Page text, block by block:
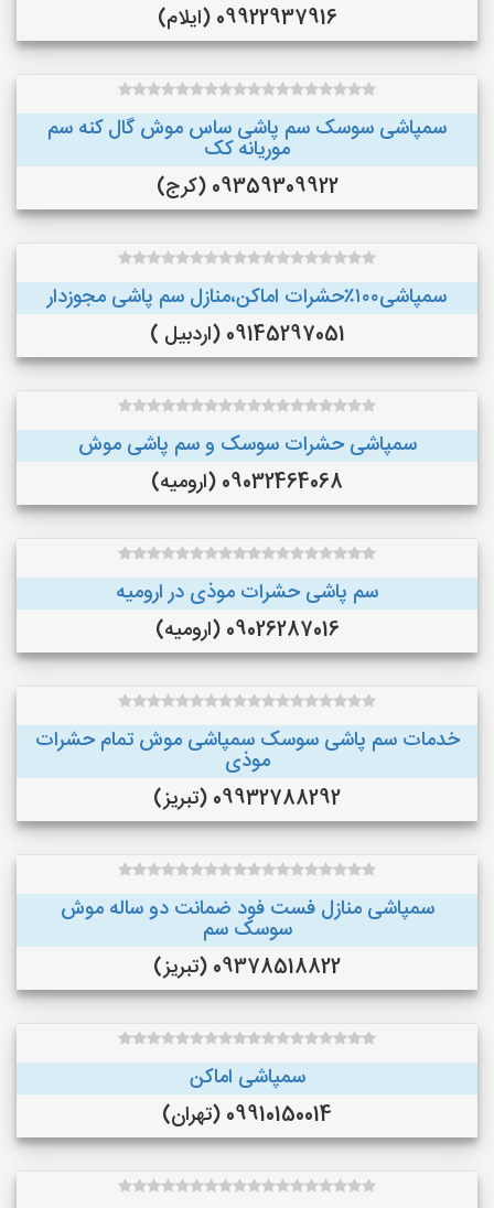
09922937916 (ایلام)
سمپاشی سوسک سم پاشی ساس موش گال کنه سم
موریانه کک
09359309922 (کرج)
سمپاشی۱۰۰٪حشرات اماکن،منازل سم پاشی مجوزدار
09145297051 (اردبیل )
سمپاشی حشرات سوسک و سم پاشی موش
09032464068 (ارومیه)
سم پاشی حشرات موذی در ارومیه
09026287016 (ارومیه)
خدمات سم پاشی سوسک سمپاشی موش تمام حشرات
موذی
09932788292 (تبریز)
سمپاشی منازل فست فود ضمانت دو ساله موش
سوسک سم
09378518822 (تبریز)
سمپاشی اماکن
09910150014 (تهران)